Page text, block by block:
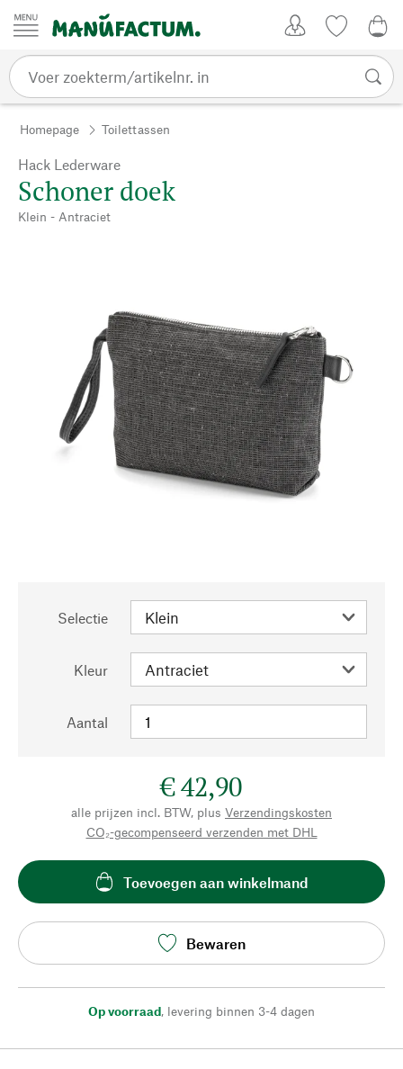
Passer au contenu
Homepage Toilettassen
Hack Lederware
Schoner doek
Klein - Antraciet
Selectie
Kleur
Aantal
€ 42,90
alle prijzen incl. BTW, plus Verzendingskosten
CO₂-gecompenseerd verzenden met DHL
Toevoegen aan winkelmand
Bewaren
Op voorraad, levering binnen 3-4 dagen